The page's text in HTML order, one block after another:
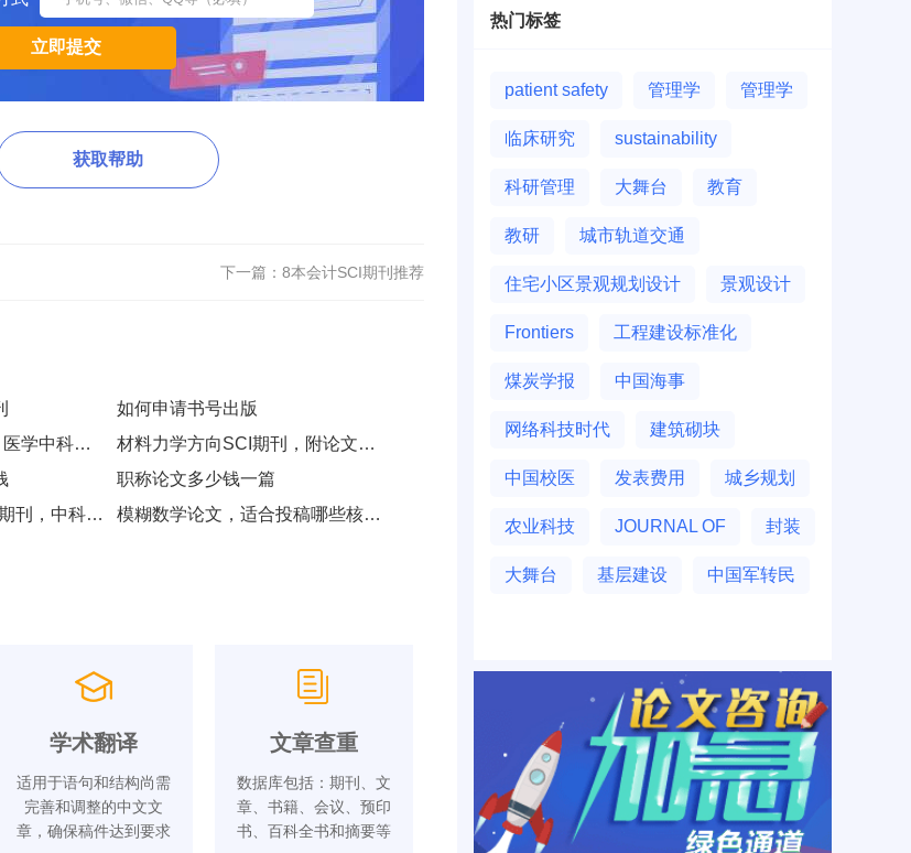
获取帮助
下一篇： 8本会计SCI期刊推荐
如何申请书号出版
毒理学方向SCI期刊，医学中科院三四区，推荐6本
材料力学方向SCI期刊，附论文题目
职称论文多少钱一篇
公共管理方向的SSCI期刊，中科院管理学2-4区 模糊数学论文，适合投稿哪些核心期刊
学术翻译
适用于语句和结构尚需
完善和调整的中文文
章，确保稿件达到要求
文章查重
数据库包括：期刊、文
章、书籍、会议、预印
书、百科全书和摘要等
热门标签
patient safety 管理学 管理学
临床研究 sustainability
科研管理 大舞台 教育
教研 城市轨道交通
住宅小区景观规划设计 景观设计
Frontiers 工程建设标准化
煤炭学报 中国海事
网络科技时代 建筑砌块
中国校医 发表费用 城乡规划
农业科技 JOURNAL OF 封装
大舞台 基层建设 中国军转民